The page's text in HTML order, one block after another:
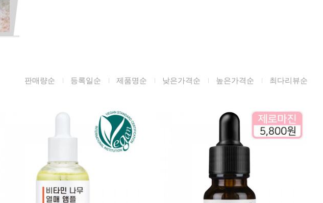
알로에
어성초
징크
카렌듈라
시드물 매니아
판매량순 등록일순 제품명순 낮은가격순 높은가격순 최다리뷰순